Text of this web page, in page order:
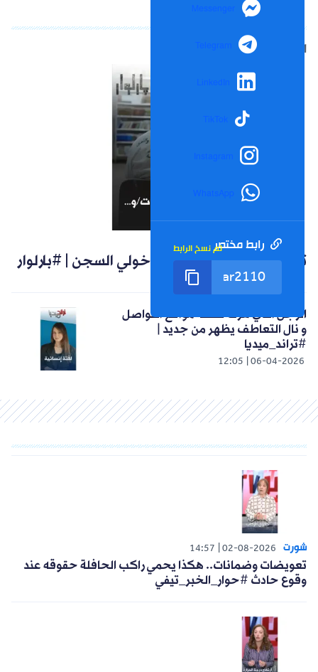
Messenger
Telegram
LinkedIn
TikTok
Instagram
WhatsApp
رابط مختصرتم نسخ الرابط
الشورت التالي
06-04-2026
12:07
تعاطي للمخدرات كلفني دخولي السجن | #بارلوار
الرجل الذي هزت قصته مواقع التواصل
و نال التعاطف يظهر من جديد |
#تراند_ميديا